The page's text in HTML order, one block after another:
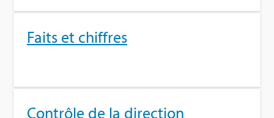
Faits et chiffres
Contrôle de la direc­tion